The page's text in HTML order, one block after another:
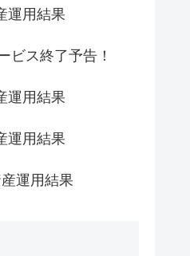
運用結果
ビス終了予告！
運用結果
運用結果
運用結果